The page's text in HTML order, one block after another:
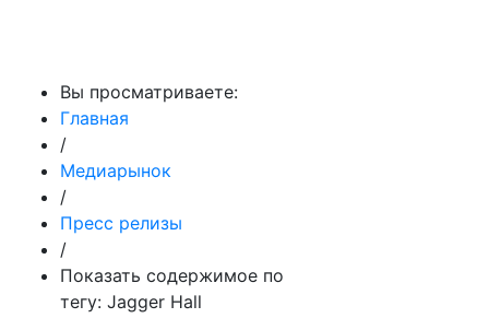
Вы просматриваете:
Главная
/
Медиарынок
/
Пресс релизы
/
Показать содержимое по
тегу: Jagger Hall